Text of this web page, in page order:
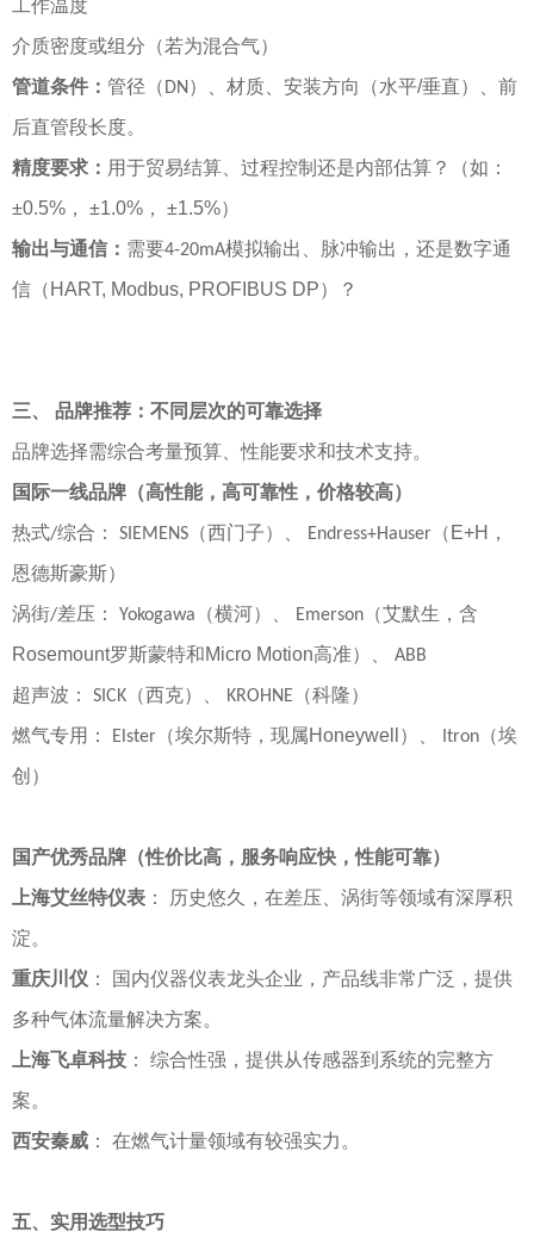
工作温度
介质密度或组分（若为混合气）
管道条件： 管径（ DN ）、材质、安装方向（水平/垂直）、前
后直管段长度。
精度要求： 用于贸易结算、过程控制还是内部估算？（如：
±0.5% ， ±1.0% ， ±1.5%）
输出与通信： 需要4-20mA模拟输出、脉冲输出，还是数字通
信（ HART, Modbus, PROFIBUS DP）？
三、
品牌推荐：不同层次的可靠选择
品牌选择需综合考量预算、性能要求和技术支持。
国际一线品牌（高性能，高可靠性，价格较高）
热式/综合 ： SIEMENS （西门子） Endress+Hauser （ E+H ，
恩德斯豪斯）
涡街/差压 ： Yokogawa （横河） Emerson （艾默生，含
Rosemount罗斯蒙特和Micro Motion高准） ABB
超声波 ： SICK （西克） KROHNE （科隆）
燃气专用 ： Elster （埃尔斯特，现属Honeywell ） Itron （埃
创）
国产优秀品牌（性价比高，服务响应快，性能可靠）
上海艾丝特仪表 ：
历史悠久，在差压、涡街等领域有深厚积
淀。
重庆川仪 ：
国内仪器仪表龙头企业，产品线非常广泛，提供
多种气体流量解决方案。
上海飞卓科技 ：
综合性强，提供从传感器到系统的完整方
案。
西安秦威 ： 在燃气计量领域有较强实力。
五、实用选型技巧